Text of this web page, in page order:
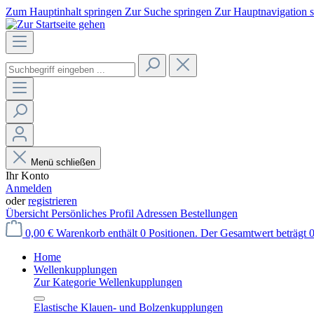
Zum Hauptinhalt springen Zur Suche springen Zur Hauptnavigation
Menü schließen
Ihr Konto
Anmelden
oderregistrieren
Übersicht Persönliches Profil Adressen Bestellungen
0,00 € Warenkorb enthält 0 Positionen. Der Gesamtwert beträgt
Home
Wellenkupplungen
Zur Kategorie Wellenkupplungen
Elastische Klauen- und Bolzenkupplungen